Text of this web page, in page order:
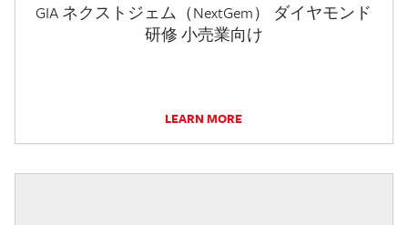
GIA ネクストジェム（NextGem） ダイヤモンド
研修 小売業向け
LEARN MORE